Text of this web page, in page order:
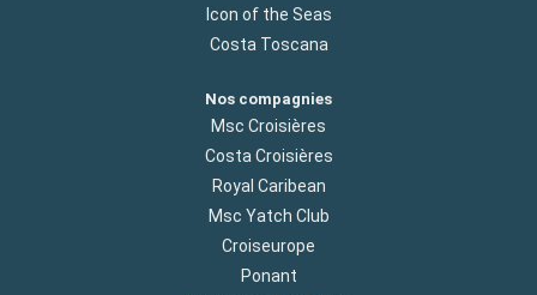
Icon of the Seas
Costa Toscana
Nos compagnies
Msc Croisières
Costa Croisières
Royal Caribean
Msc Yatch Club
Croiseurope
Ponant